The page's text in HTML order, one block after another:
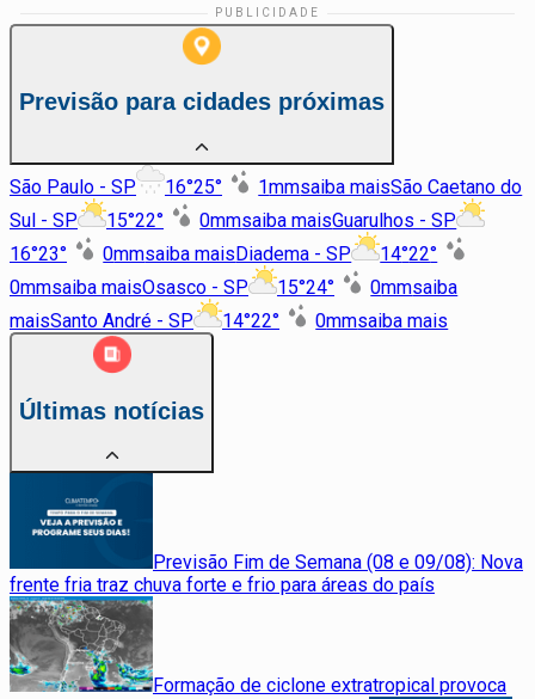
Previsão para cidades próximas
São Paulo - SP 16°25° 1mmsaiba maisSão Caetano do
Sul - SP
15°22° 0mmsaiba maisGuarulhos - SP
16°23° 0mmsaiba maisDiadema - SP 14°22°
0mmsaiba maisOsasco - SP 15°24° 0mmsaiba
maisSanto André - SP 14°22° 0mmsaiba mais
Últimas notícias
Previsão Fim de Semana (08 e 09/08): Nova
frente fria traz chuva forte e frio para áreas do país
Formação de ciclone extratropical provoca